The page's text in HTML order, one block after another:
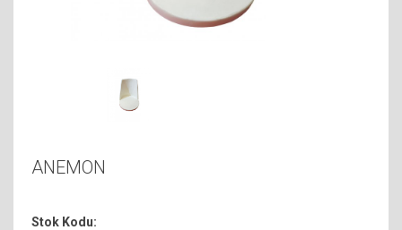
ANEMON
Stok Kodu: